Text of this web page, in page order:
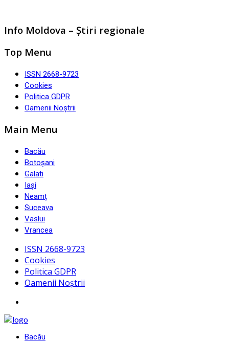
Info Moldova – Știri regionale
Top Menu
ISSN 2668-9723
Cookies
Politica GDPR
Oamenii Noștrii
Main Menu
Bacău
Botoșani
Galati
Iași
Neamț
Suceava
Vaslui
Vrancea
ISSN 2668-9723
Cookies
Politica GDPR
Oamenii Noștrii
Bacău